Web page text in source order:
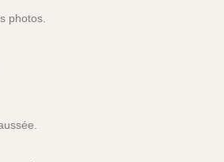
photos.